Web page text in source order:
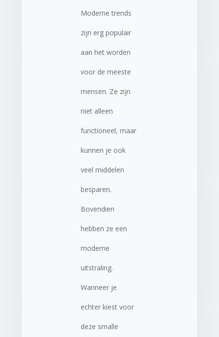
Moderne trends
zijn erg populair
aan het worden
voor de meeste
mensen. Ze zijn
niet alleen
functioneel, maar
kunnen je ook
veel middelen
besparen.
Bovendien
hebben ze een
moderne
uitstraling.
Wanneer je
echter kiest voor
deze smalle